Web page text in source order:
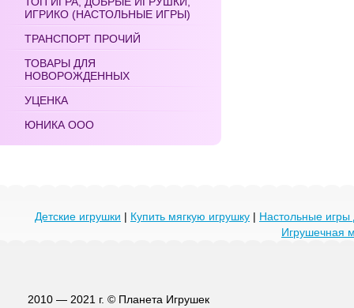
ИГРИКО (НАСТОЛЬНЫЕ ИГРЫ)
ТРАНСПОРТ ПРОЧИЙ
ТОВАРЫ ДЛЯ
НОВОРОЖДЕННЫХ
УЦЕНКА
ЮНИКА ООО
Детские игрушки | Купить мягкую игрушку | Настольные игры
Игрушечная
2010 — 2021 г. © Планета Игрушек